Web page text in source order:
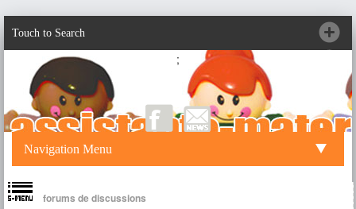
Touch to Search
;
Navigation Menu
forums de discussions